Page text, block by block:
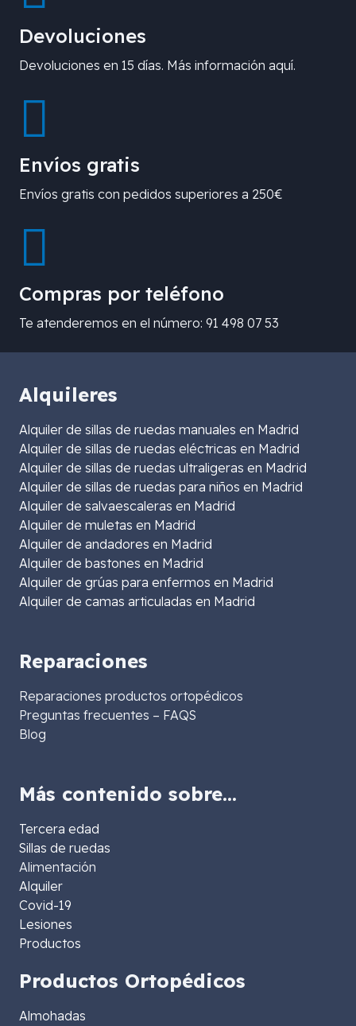
Devoluciones
Devoluciones en 15 días. Más información aquí.
Envíos gratis
Envíos gratis con pedidos superiores a 250€
Compras por teléfono
Te atenderemos en el número: 91 498 07 53
Alquileres
Alquiler de sillas de ruedas manuales en Madrid
Alquiler de sillas de ruedas eléctricas en Madrid
Alquiler de sillas de ruedas ultraligeras en Madrid
Alquiler de sillas de ruedas para niños en Madrid
Alquiler de salvaescaleras en Madrid
Alquiler de muletas en Madrid
Alquiler de andadores en Madrid
Alquiler de bastones en Madrid
Alquiler de grúas para enfermos en Madrid
Alquiler de camas articuladas en Madrid
Reparaciones
Reparaciones productos ortopédicos
Preguntas frecuentes – FAQS
Blog
Más contenido sobre…
Tercera edad
Sillas de ruedas
Alimentación
Alquiler
Covid-19
Lesiones
Productos
Productos Ortopédicos
Almohadas